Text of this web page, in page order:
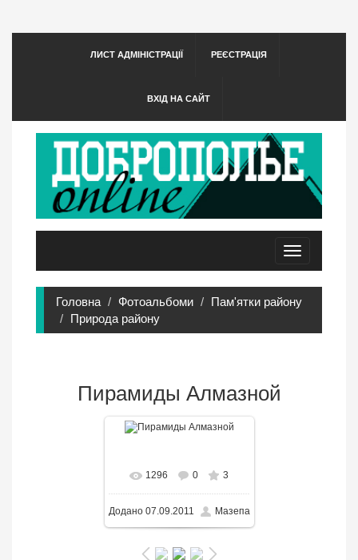
ЛИСТ АДМІНІСТРАЦІЇ РЕЄСТРАЦІЯ
ВХІД НА САЙТ
Toggle
navigation
Головна Фотоальбоми
Пам'ятки району
Природа району
Пирамиды Алмазной
1600x1200/ 506.6KB
1296 0 3
Додано07.09.2011 Мазепа